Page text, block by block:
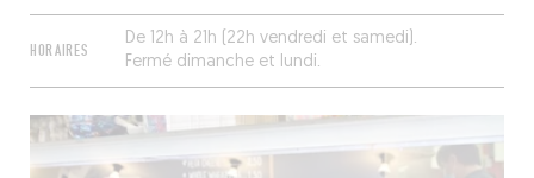
HORAIRES
De 12h à 21h (22h vendredi et samedi).
Fermé dimanche et lundi.